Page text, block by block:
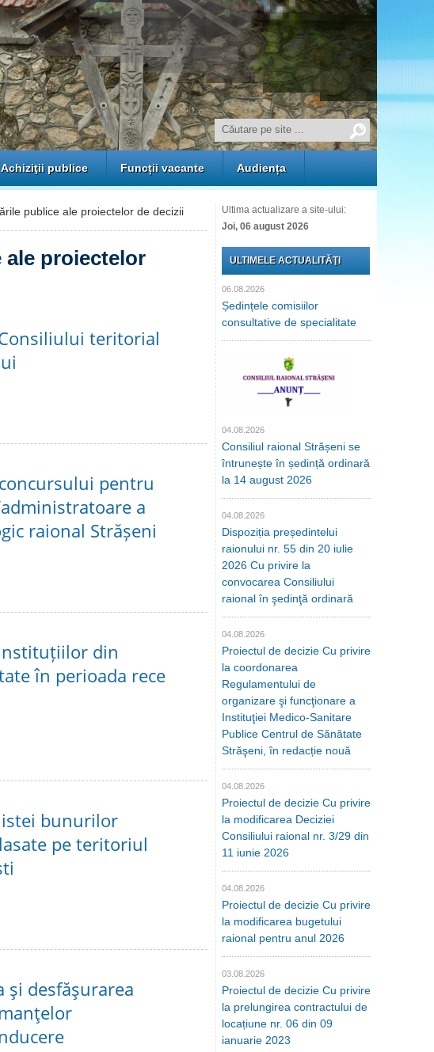
Achiziţii publice Funcții vacante Audiența
publice ale proiectelor de decizii
proiectelor
teritorial
pentru
a
raional Strășeni
din
în perioada rece
bunurilor
pe teritoriul
şi desfăşurarea
Ultima actualizare a site-ului:
Joi, 06 august 2026
ULTIMELE ACTUALITĂŢI
06.08.2026
Ședințele comisiilor
consultative de specialitate
04.08.2026
Consiliul raional Strășeni se
întrunește în ședință ordinară
la 14 august 2026
04.08.2026
Dispoziția președintelui
raionului nr. 55 din 20 iulie
2026 Cu privire la
convocarea Consiliului
raional în şedinţă ordinară
04.08.2026
Proiectul de decizie Cu privire
la coordonarea
Regulamentului de
organizare şi funcţionare a
Instituţiei Medico-Sanitare
Publice Centrul de Sănătate
Străşeni, în redacție nouă
04.08.2026
Proiectul de decizie Cu privire
la modificarea Deciziei
Consiliului raional nr. 3/29 din
11 iunie 2026
04.08.2026
Proiectul de decizie Cu privire
la modificarea bugetului
raional pentru anul 2026
03.08.2026
Proiectul de decizie Cu privire
la prelungirea contractului de
locațiune nr. 06 din 09
ianuarie 2023